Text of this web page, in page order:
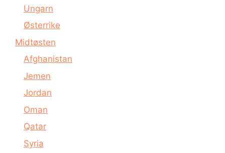
Ungarn
Østerrike
Midtøsten
Afghanistan
Jemen
Jordan
Oman
Qatar
Syria